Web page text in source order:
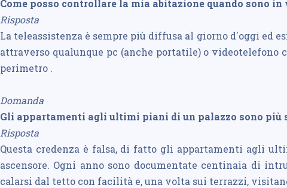
Come posso controllare la mia abitazione quando sono in
Risposta
La teleassistenza è sempre più diffusa al giorno d'oggi ed
attraverso qualunque pc (anche portatile) o
perimetro .
Domanda
Gli appartamenti agli ultimi piani di un palazzo sono più
Risposta
Questa credenza è falsa, di fatto gli appartamenti agli
ascensore. Ogni anno sono documentate centinaia di
calarsi dal tetto con facilità e, una volta sui terrazzi,